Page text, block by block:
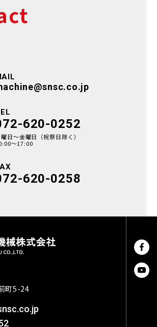
620-0252
日〜金曜日（祝祭日除く）
〜17:00
620-0258
町5-24